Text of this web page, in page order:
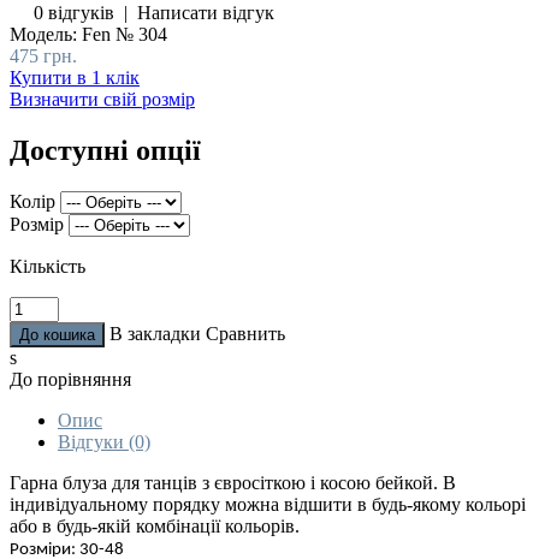
0 відгуків | Написати відгук
Модель: Fen № 304
475 грн.
Купити в 1 клік
Визначити свій розмір
Доступні опції
Колір
Розмір
Кількість
В закладки Сравнить
s
До порівняння
Опис
Відгуки (0)
Гарна блуза для танців з євросіткою і косою бейкой. В
індивідуальному порядку можна відшити в будь-якому кольорі
або в будь-якій комбінації кольорів.
Розміри: 30-48